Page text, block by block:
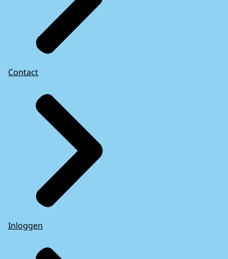
Contact
Inloggen